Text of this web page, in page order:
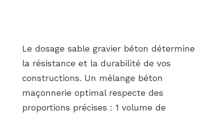
Le dosage sable gravier béton détermine
la résistance et la durabilité de vos
constructions. Un mélange béton
maçonnerie optimal respecte des
proportions précises : 1 volume de